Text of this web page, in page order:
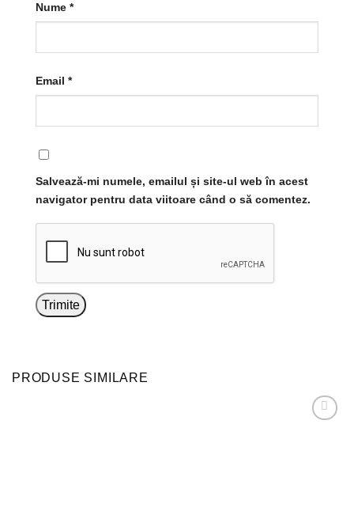
Nume *
Email *
Salvează-mi numele, emailul și site-ul web în acest
navigator pentru data viitoare când o să comentez.
PRODUSE SIMILARE